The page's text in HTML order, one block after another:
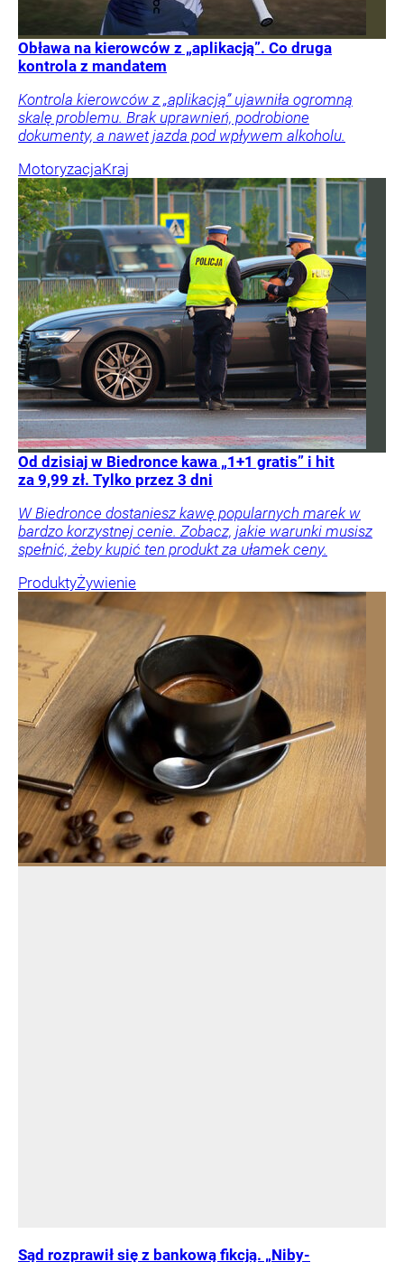
Obława na kierowców z „aplikacją”. Co druga
kontrola z mandatem
Kontrola kierowców z „aplikacją” ujawniła ogromną
skalę problemu. Brak uprawnień, podrobione
dokumenty, a nawet jazda pod wpływem alkoholu.
MotoryzacjaKraj
Od dzisiaj w Biedronce kawa „1+1 gratis” i hit
za 9,99 zł. Tylko przez 3 dni
W Biedronce dostaniesz kawę popularnych marek w
bardzo korzystnej cenie. Zobacz, jakie warunki musisz
spełnić, żeby kupić ten produkt za ułamek ceny.
ProduktyŻywienie
Sąd rozprawił się z bankową fikcją. „Niby-